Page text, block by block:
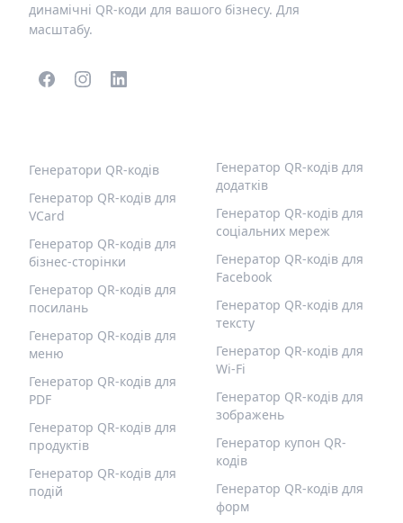
динамічні QR-коди для вашого бізнесу. Для
масштабу.
Генератори QR-кодів
Генератор QR-кодів для
VCard
Генератор QR-кодів для
бізнес-сторінки
Генератор QR-кодів для
посилань
Генератор QR-кодів для
меню
Генератор QR-кодів для
PDF
Генератор QR-кодів для
продуктів
Генератор QR-кодів для
подій
Генератор QR-кодів для
додатків
Генератор QR-кодів для
соціальних мереж
Генератор QR-кодів для
Facebook
Генератор QR-кодів для
тексту
Генератор QR-кодів для
Wi-Fi
Генератор QR-кодів для
зображень
Генератор купон QR-
кодів
Генератор QR-кодів для
форм